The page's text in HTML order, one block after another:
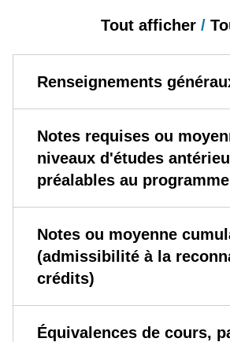
Tout afficher /
Renseignements
Notes requises ou
niveaux d'études
préalables au
Notes ou moyenne
(admissibilité à la
crédits)
Équivalences de cours,